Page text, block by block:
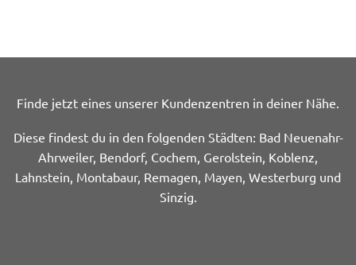
Finde jetzt eines unserer Kundenzentren in deiner Nähe.
Diese findest du in den folgenden Städten: Bad Neuenahr-
Ahrweiler, Bendorf, Cochem, Gerolstein, Koblenz,
Lahnstein, Montabaur, Remagen, Mayen, Westerburg und
Sinzig.